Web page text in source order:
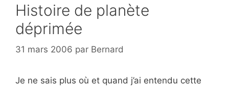
Histoire de planète
déprimée
31 mars 2006 par Bernard
Je ne sais plus où et quand j’ai entendu cette